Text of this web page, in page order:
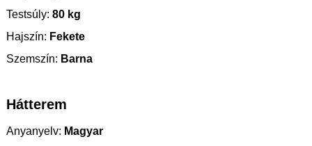
Testsúly: 80 kg
Hajszín: Fekete
Szemszín: Barna
Hátterem
Anyanyelv: Magyar